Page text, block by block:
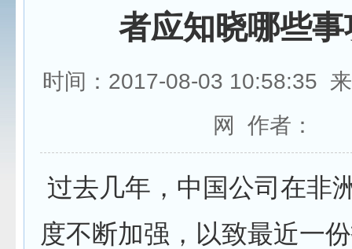
者应知晓哪些
时间：2017-08-03 10:58:35
网 作者：
过去几年，中国公司在非
度不断加强，以致最近一